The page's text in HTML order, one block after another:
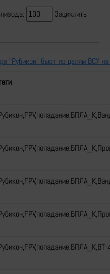
Зациклить
"Рубикон" бьют по целям ВСУ